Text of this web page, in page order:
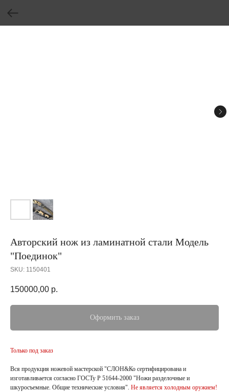
Авторский нож из ламинатной стали Модель
"Поединок"
SKU: 1150401
150000,00 р.
Оформить заказ
Только под заказ
Вся продукция ножевой мастерской "СЛОН&Ко сертифицирована и
изготавливается согласно ГОСТу Р 51644-2000 "Ножи разделочные и
шкуросъемные. Общие технические условия". Не является холодным оружием!